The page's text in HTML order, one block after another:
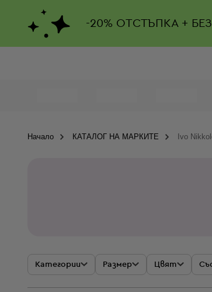
-20% ОТСТЪПКА +
Начало КАТАЛОГ НА МАРКИТЕ Ivo
Категории Размер Цвят